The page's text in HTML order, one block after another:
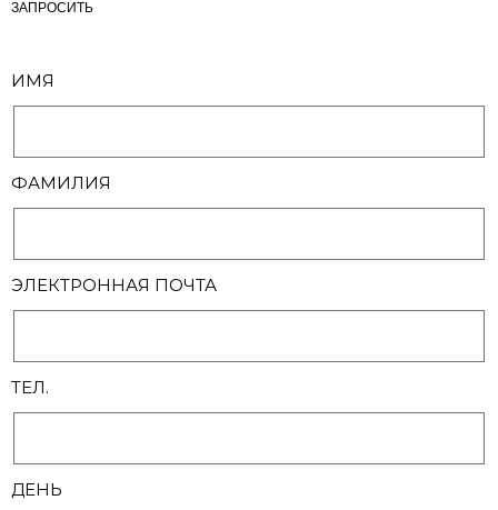
ЗАПРОСИТЬ
ИМЯ
ФАМИЛИЯ
ЭЛЕКТРОННАЯ ПОЧТА
ТЕЛ.
ДЕНЬ